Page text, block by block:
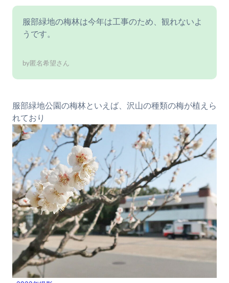
服部緑地の梅林は今年は工事のため、観れないよ
うです。
by匿名希望さん
服部緑地公園の梅林といえば、沢山の種類の梅が植えら
れており